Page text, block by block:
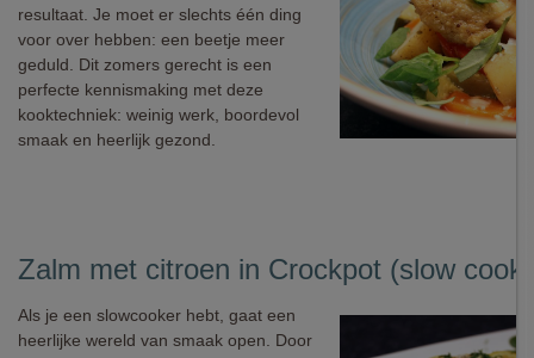
resultaat. Je moet er slechts één ding
voor over hebben: een beetje meer
geduld. Dit zomers gerecht is een
perfecte kennismaking met deze
kooktechniek: weinig werk, boordevol
smaak en heerlijk gezond.
Zalm met citroen in Crockpot (slow
Als je een slowcooker hebt, gaat een
heerlijke wereld van smaak open. Door